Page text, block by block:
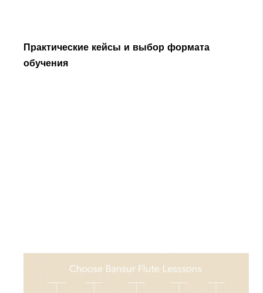
Практические кейсы и выбор формата
обучения